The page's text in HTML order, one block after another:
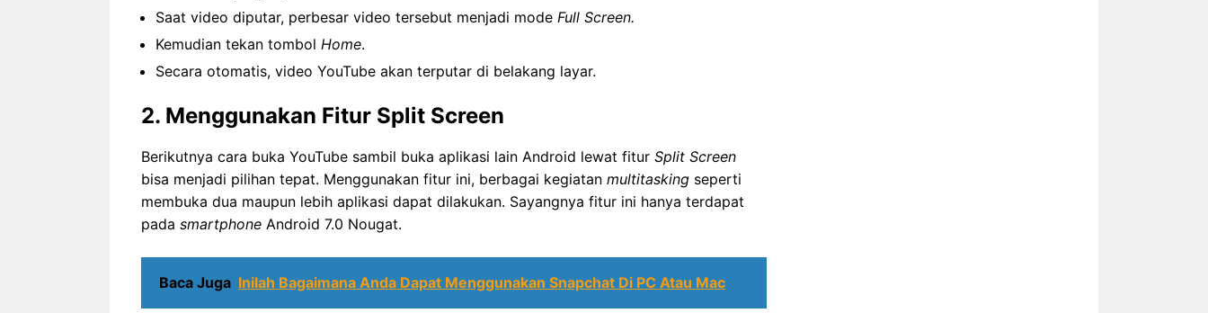
Saat video diputar, perbesar video tersebut menjadi mode Full Screen.
Kemudian tekan tombol Home.
Secara otomatis, video YouTube akan terputar di belakang layar.
2. Menggunakan Fitur Split Screen
Berikutnya cara buka YouTube sambil buka aplikasi lain Android lewat fitur Split Screen
bisa menjadi pilihan tepat. Menggunakan fitur ini, berbagai kegiatan multitasking seperti
membuka dua maupun lebih aplikasi dapat dilakukan. Sayangnya fitur ini hanya terdapat
pada smartphone Android 7.0 Nougat.
Baca Juga Inilah Bagaimana Anda Dapat Menggunakan Snapchat Di PC Atau Mac